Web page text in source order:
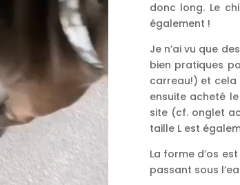
donc long. Le
également !
Je n’ai vu que
bien pratiques
carreau!) et cela
ensuite acheté
site (cf. onglet
taille L est
La forme d’os
passant sous